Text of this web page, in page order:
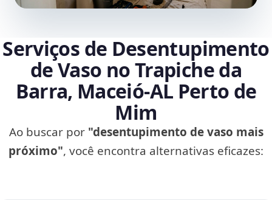
Serviços de Desentupimento
de Vaso no Trapiche da
Barra, Maceió‑AL Perto de
Mim
Ao buscar por "desentupimento de vaso mais
próximo", você encontra alternativas eficazes: